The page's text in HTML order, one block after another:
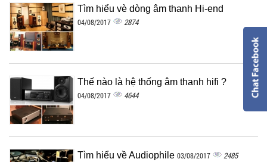
Tìm hiểu vè dòng âm thanh Hi-end
04/08/2017 2874
Thế nào là hệ thống âm thanh hifi ?
04/08/2017 4644
Tìm hiểu về Audiophile 03/08/2017 2485